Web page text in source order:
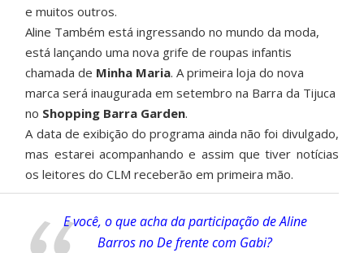
e muitos outros.
Aline Também está ingressando no mundo da moda,
está lançando uma nova grife de roupas infantis
chamada de Minha Maria. A primeira loja do nova
marca será inaugurada em setembro na Barra da Tijuca
no Shopping Barra Garden.
A data de exibição do programa ainda não foi divulgado,
mas estarei acompanhando e assim que tiver notícias
os leitores do CLM receberão em primeira mão.
E você, o que acha da participação de Aline
Barros no De frente com Gabi?